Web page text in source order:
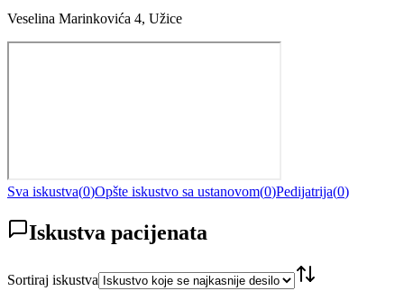
Veselina Marinkovića 4, Užice
Sva iskustva(0)Opšte iskustvo sa ustanovom(0)Pedijatrija(0)
Iskustva pacijenata
Sortiraj iskustva